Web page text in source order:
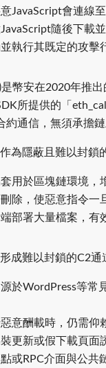
JavaScript會連線
隨後下載
執行其既定的攻擊
是幣安在2020年推
所提供的「
約通信，無須承擔
為隱蔽且難以封鎖
用於區塊鏈環境，
除，使惡意指令一
部署大量檔案，有
成難以封鎖的C2
於WordPress等常
意酬載時，仍需
更新或假下載頁
或RPC介面與公